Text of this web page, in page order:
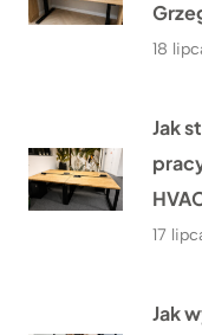
18
Jak
17
Jak